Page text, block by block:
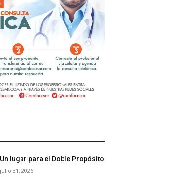
Un lugar para el Doble Propósito
julio 31, 2026